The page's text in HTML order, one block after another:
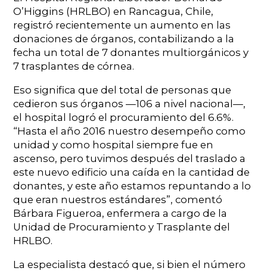
O’Higgins (HRLBO) en Rancagua, Chile,
registró recientemente un aumento en las
donaciones de órganos, contabilizando a la
fecha un total de 7 donantes multiorgánicos y
7 trasplantes de córnea.
Eso significa que del total de personas que
cedieron sus órganos —106 a nivel nacional—,
el hospital logró el procuramiento del 6.6%.
“Hasta el año 2016 nuestro desempeño como
unidad y como hospital siempre fue en
ascenso, pero tuvimos después del traslado a
este nuevo edificio una caída en la cantidad de
donantes, y este año estamos repuntando a lo
que eran nuestros estándares”, comentó
Bárbara Figueroa, enfermera a cargo de la
Unidad de Procuramiento y Trasplante del
HRLBO.
La especialista destacó que, si bien el número